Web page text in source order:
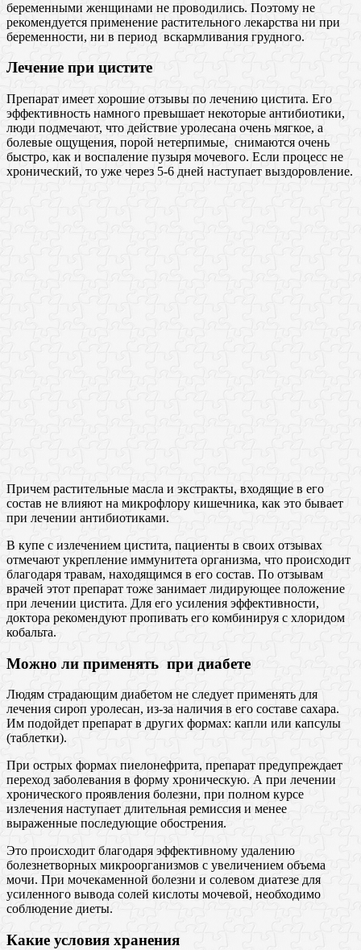
беременными женщинами не проводились. Поэтому не
рекомендуется применение растительного лекарства ни при
беременности, ни в период вскармливания грудного.
Лечение при цистите
Препарат имеет хорошие отзывы по лечению цистита. Его
эффективность намного превышает некоторые антибиотики,
люди подмечают, что действие уролесана очень мягкое, а
болевые ощущения, порой нетерпимые, снимаются очень
быстро, как и воспаление пузыря мочевого. Если процесс не
хронический, то уже через 5-6 дней наступает выздоровление.
Причем растительные масла и экстракты, входящие в его
состав не влияют на микрофлору кишечника, как это бывает
при лечении антибиотиками.
В купе с излечением цистита, пациенты в своих отзывах
отмечают укрепление иммунитета организма, что происходит
благодаря травам, находящимся в его состав. По отзывам
врачей этот препарат тоже занимает лидирующее положение
при лечении цистита. Для его усиления эффективности,
доктора рекомендуют пропивать его комбинируя с хлоридом
кобальта.
Можно ли применять при диабете
Людям страдающим диабетом не следует применять для
лечения сироп уролесан, из-за наличия в его составе сахара.
Им подойдет препарат в других формах: капли или капсулы
(таблетки).
При острых формах пиелонефрита, препарат предупреждает
переход заболевания в форму хроническую. А при лечении
хронического проявления болезни, при полном курсе
излечения наступает длительная ремиссия и менее
выраженные последующие обострения.
Это происходит благодаря эффективному удалению
болезнетворных микроорганизмов с увеличением объема
мочи. При мочекаменной болезни и солевом диатезе для
усиленного вывода солей кислоты мочевой, необходимо
соблюдение диеты.
Какие условия хранения